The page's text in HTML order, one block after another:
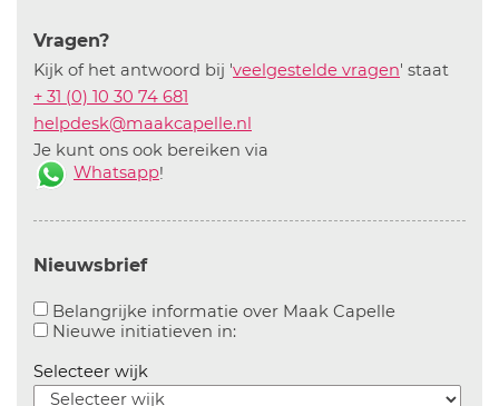
Vragen?
Kijk of het antwoord bij 'veelgestelde vragen' staat
+ 31 (0) 10 30 74 681
helpdesk@maakcapelle.nl
Je kunt ons ook bereiken via
Whatsapp!
Nieuwsbrief
Belangrijke informatie over Maak CapelleAanvinken
Nieuwe initiatieven in:Aanvinken om informatie over
Selecteer wijk